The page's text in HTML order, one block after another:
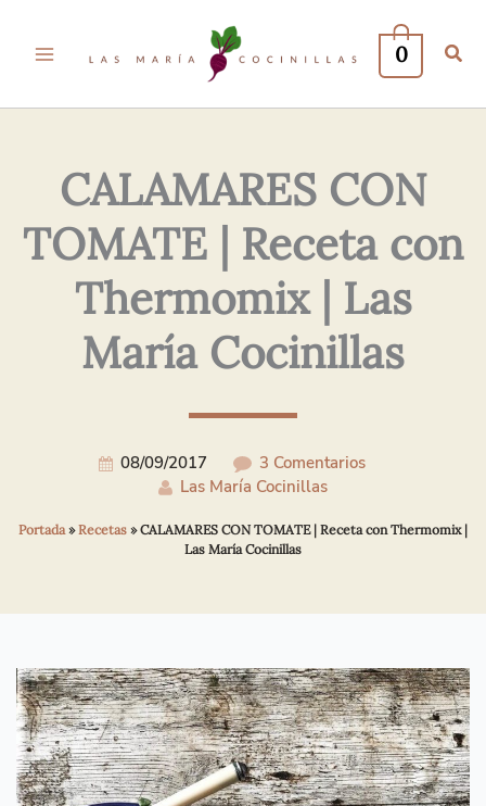
0
CALAMARES CON
TOMATE | Receta con
Thermomix | Las
María Cocinillas
08/09/2017
3 Comentarios
Las María Cocinillas
Portada»Recetas »CALAMARES CON TOMATE | Receta con Thermomix |
Las María Cocinillas
Electrónico*